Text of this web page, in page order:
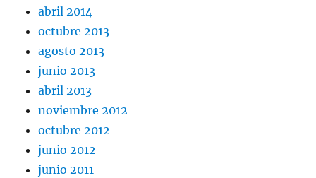
abril 2014
octubre 2013
agosto 2013
junio 2013
abril 2013
noviembre 2012
octubre 2012
junio 2012
junio 2011